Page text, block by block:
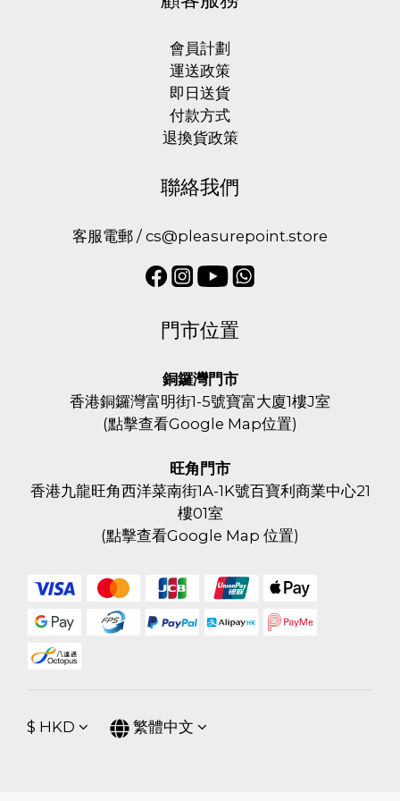
會員計劃
運送政策
即日送貨
付款方式
退換貨政策
聯絡我們
客服電郵 / cs@pleasurepoint.store
門市位置
銅鑼灣門市
香港銅鑼灣富明街1-5號寶富大廈1樓J室
(點擊查看Google Map位置)
旺角門市
香港九龍旺角西洋菜南街1A-1K號百寶利商業中心21
樓01室
(點擊查看Google Map 位置)
$ HKD 繁體中文